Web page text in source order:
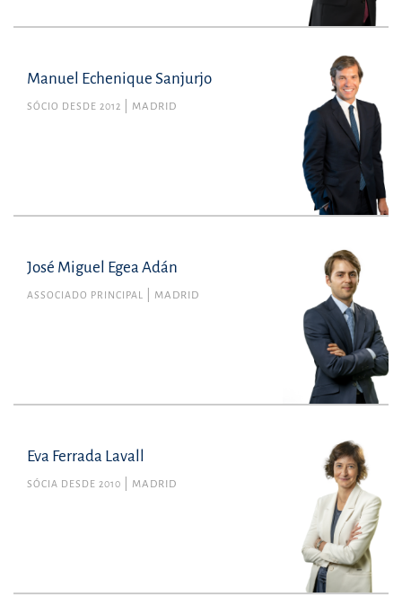
Manuel Echenique Sanjurjo
SÓCIO DESDE 2012 MADRID
José Miguel Egea Adán
ASSOCIADO PRINCIPAL MADRID
Eva Ferrada Lavall
SÓCIA DESDE 2010 MADRID